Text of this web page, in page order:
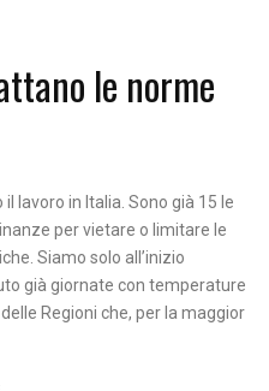
le norme
il lavoro in Italia. Sono già 15 le
per vietare o limitare le
Siamo solo all’inizio
già giornate con temperature
Regioni che, per la maggior